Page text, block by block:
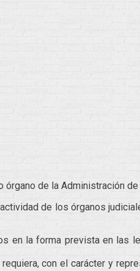
de la Administración
de los órganos
en la forma prevista en las
con el carácter y